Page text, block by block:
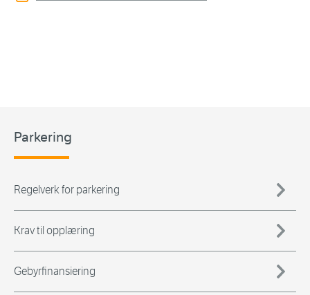
Parkering
Regelverk for parkering
Krav til opplæring
Gebyrfinansiering